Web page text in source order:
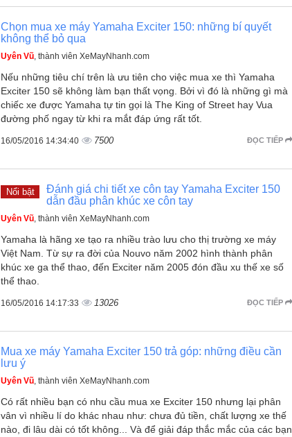
Chọn mua xe máy Yamaha Exciter 150: những bí quyết
không thể bỏ qua
Uyên Vũ, thành viên XeMayNhanh.com
Nếu những tiêu chí trên là ưu tiên cho việc mua xe thì Yamaha
Exciter 150 sẽ không làm bạn thất vọng. Bởi vì đó là những gì mà
chiếc xe được Yamaha tự tin gọi là The King of Street hay Vua
đường phố ngay từ khi ra mắt đáp ứng rất tốt.
ĐỌC TIẾP
16/05/2016 14:34:40 7500
Nổi bật
Đánh giá chi tiết xe côn tay Yamaha Exciter 150
dẫn đầu phân khúc xe côn tay
Uyên Vũ, thành viên XeMayNhanh.com
Yamaha là hãng xe tạo ra nhiều trào lưu cho thị trường xe máy
Việt Nam. Từ sự ra đời của Nouvo năm 2002 hình thành phân
khúc xe ga thể thao, đến Exciter năm 2005 đón đầu xu thế xe số
thể thao.
ĐỌC TIẾP
16/05/2016 14:17:33 13026
Mua xe máy Yamaha Exciter 150 trả góp: những điều cần
lưu ý
Uyên Vũ, thành viên XeMayNhanh.com
Có rất nhiều bạn có nhu cầu mua xe Exciter 150 nhưng lại phân
vân vì nhiều lí do khác nhau như: chưa đủ tiền, chất lượng xe thế
nào, đi lâu dài có tốt không... Và để giải đáp thắc mắc của các bạn